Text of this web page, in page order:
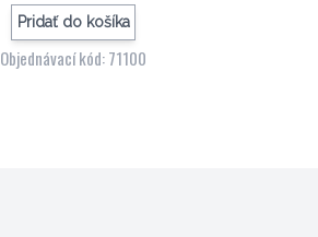
Pridať do košíka
Objednávací kód: 71100